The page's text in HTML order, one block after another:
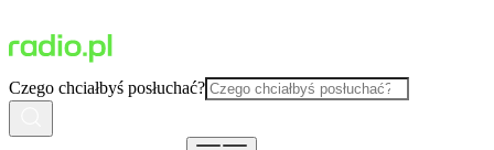
Czego chciałbyś posłuchać?